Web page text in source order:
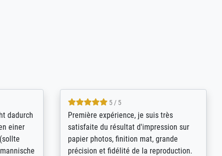
sich
4.8 / 5
Qualité absolument irréprochable.
Extraordinaire diversité des thèmes
abordés et personnalisation des
demandes (recadrage, réajustement des